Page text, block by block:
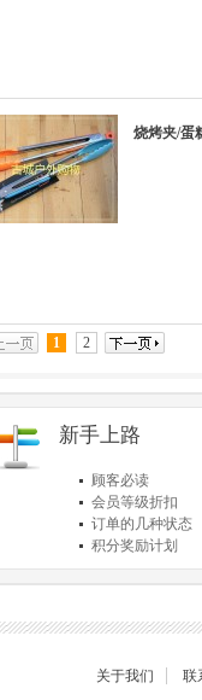
烧烤夹/蛋
1 2
新手上路
顾客必读
会员等级折扣
订单的几种状态
积分奖励计划
商品退货保障
关于我们 联